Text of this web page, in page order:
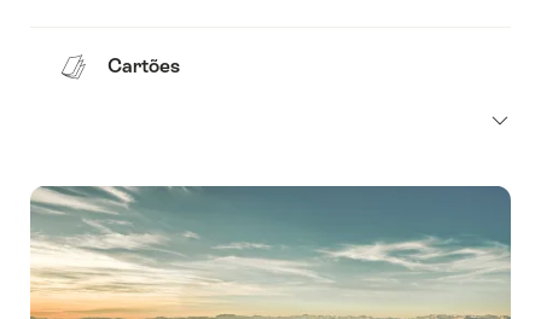
Cartões